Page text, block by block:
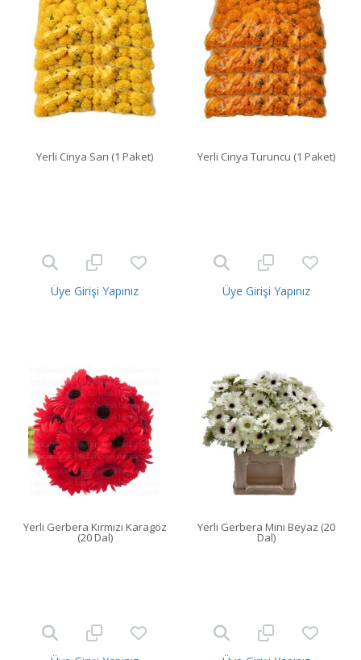
Yerli Cinya Sarı (1 Paket)
Üye Girişi Yapınız
Yerli Cinya Turuncu (1 Paket)
Üye Girişi Yapınız
Yerli Gerbera Kırmızı Karagöz
(20 Dal)
Yerli Gerbera Mini Beyaz (20
Dal)